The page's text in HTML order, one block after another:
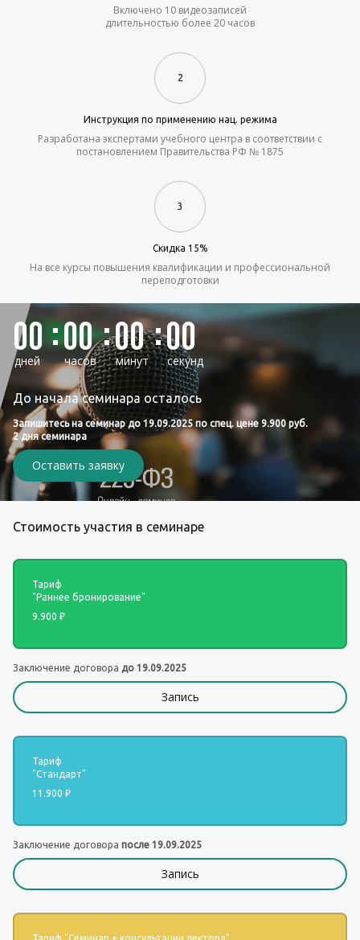
Включено 10 видеозаписей
длительностью более 20 часов
2
Инструкция по применению нац. режима
Разработана экспертами учебного центра в соответствии с
постановлением Правительства РФ № 1875
3
Скидка 15%
На все курсы повышения квалификации и профессиональной
переподготовки
00
дней
00
часов
00
минут
00
секунд
До начала семинара осталось
Запишитесь на семинар до 19.09.2025 по спец. цене 9.900 руб.
2 дня семинара
Оставить заявку
Стоимость участия в семинаре
Тариф
"Раннее бронирование"
9.900 ₽
Заключение договора до 19.09.2025
Запись
Тариф
"Стандарт"
11.900 ₽
Заключение договора после 19.09.2025
Запись